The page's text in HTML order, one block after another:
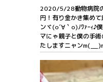
2020/5/28動物病院
円！有り金かき集め
ンヾ(o´∀｀o)ﾉﾜｧｰｨ♪
マにゃ親子と僕の手
たしますニャン